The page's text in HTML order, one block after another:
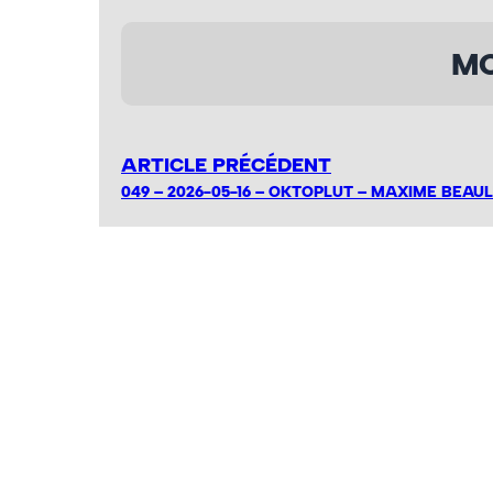
ARTICLE PRÉCÉDENT
049 – 2026-05-16 – OKTOPLUT – MAXIME